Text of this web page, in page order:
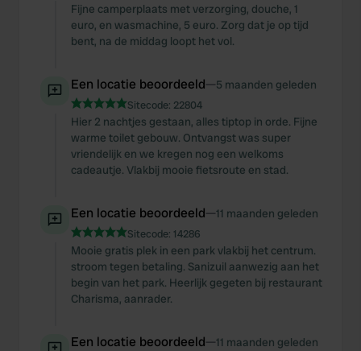
Fijne camperplaats met verzorging, douche, 1
euro, en wasmachine, 5 euro. Zorg dat je op tijd
bent, na de middag loopt het vol.
Een locatie beoordeeld—5 maanden geleden
Sitecode: 22804
Hier 2 nachtjes gestaan, alles tiptop in orde. Fijne
warme toilet gebouw. Ontvangst was super
vriendelijk en we kregen nog een welkoms
cadeautje. Vlakbij mooie fietsroute en stad.
Een locatie beoordeeld—11 maanden geleden
Sitecode: 14286
Mooie gratis plek in een park vlakbij het centrum.
stroom tegen betaling. Sanizuil aanwezig aan het
begin van het park. Heerlijk gegeten bij restaurant
Charisma, aanrader.
Een locatie beoordeeld—11 maanden geleden